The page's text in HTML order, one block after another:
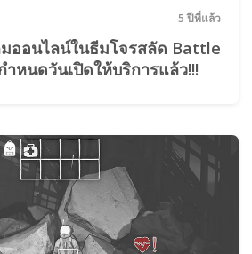
5 ปีที่แล้ว
มออนไลน์ในธีมโจรสลัด Battle
ำหนดวันเปิดให้บริการแล้ว!!!